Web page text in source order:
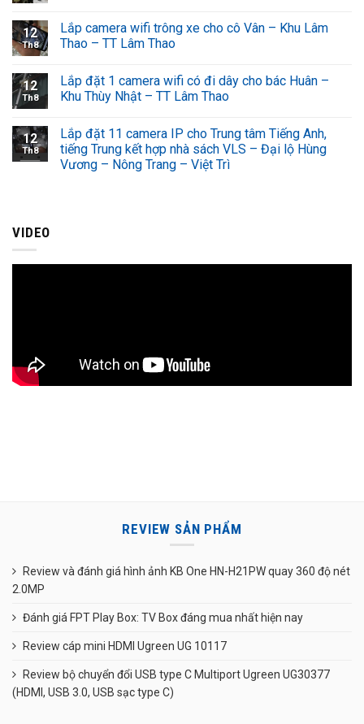
12
Th8
Lắp camera wifi trông xe cho cô Vân – Khu Lâm
Thao – TT Lâm Thao
12
Th8
Lắp đặt 1 camera wifi có đi dây cho bác Huân –
Khu Thùy Nhật – TT Lâm Thao
12
Th8
Lắp đặt 11 camera IP cho Trung tâm Tiếng Anh,
tiếng Trung kết hợp nhà sách VLS – Đại lộ Hùng
Vương – Nông Trang – Việt Trì
VIDEO
REVIEW SẢN PHẨM
Review và đánh giá hình ảnh KB One HN-H21PW quay 360 độ nét
2.0MP
Đánh giá FPT Play Box: TV Box đáng mua nhất hiện nay
Review cáp mini HDMI Ugreen UG 10117
Review bộ chuyển đổi USB type C Multiport Ugreen UG30377
(HDMI, USB 3.0, USB sạc type C)